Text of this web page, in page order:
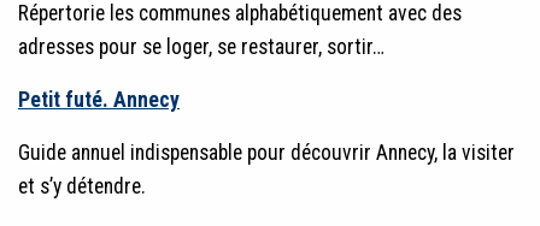
Répertorie les communes alphabétiquement avec des
adresses pour se loger, se restaurer, sortir…
Petit futé. Annecy
Guide annuel indispensable pour découvrir Annecy, la visiter
et s’y détendre.